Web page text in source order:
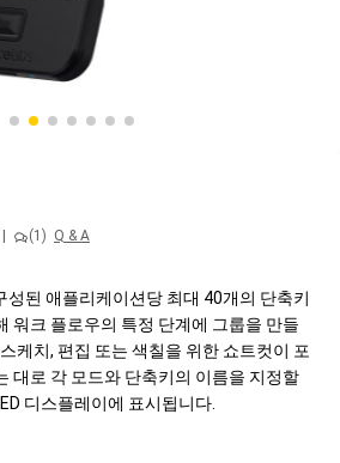
(1) Q & A
성된 애플리케이션당 최대 40개의 단축키
워크 플로우의 특정 단계에 그룹을 만들
케치, 편집 또는 색칠을 위한 쇼트컷이 포
대로 각 모드와 단축키의 이름을 지정할
디스플레이에 표시됩니다.